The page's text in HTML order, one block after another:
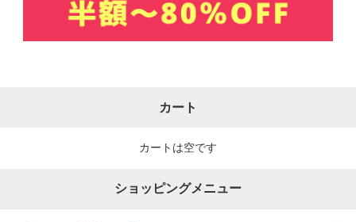
カート
カートは空です
ショッピングメニュー